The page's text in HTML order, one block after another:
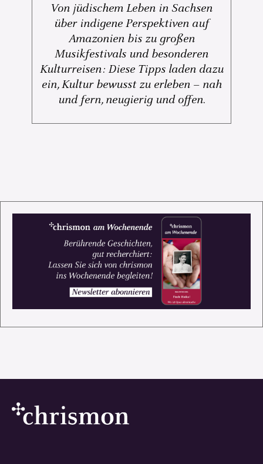
Von jüdischem Leben in Sachsen
über indigene Perspektiven auf
Amazonien bis zu großen
Musikfestivals und besonderen
Kulturreisen: Diese Tipps laden dazu
ein, Kultur bewusst zu erleben – nah
und fern, neugierig und offen.